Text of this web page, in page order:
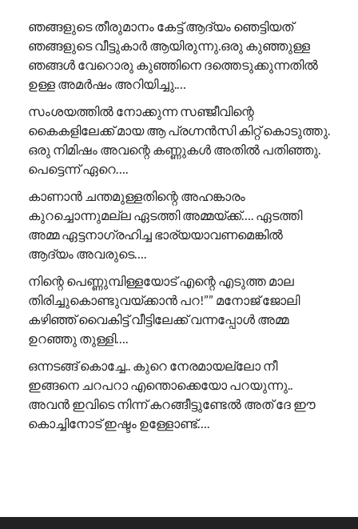
ഞങ്ങളുടെ തീരുമാനം കേട്ട് ആദ്യം ഞെട്ടിയത്
ഞങ്ങളുടെ വീട്ടുകാർ ആയിരുന്നു.ഒരു കുഞ്ഞുള്ള
ഞങ്ങൾ വേറൊരു കുഞ്ഞിനെ ദത്തെടുക്കുന്നതിൽ
ഉള്ള അമർഷം അറിയിച്ചു.…
സംശയത്തിൽ നോക്കുന്ന സഞ്ജീവിന്റെ
കൈകളിലേക്ക് മായ ആ പ്രഗ്നൻസി കിറ്റ് കൊടുത്തു.
ഒരു നിമിഷം അവന്റെ കണ്ണുകൾ അതിൽ പതിഞ്ഞു.
പെട്ടെന്ന് ഏറെ….
കാണാൻ ചന്തമുള്ളതിന്റെ അഹങ്കാരം
കുറച്ചൊന്നുമല്ല ഏടത്തി അമ്മയ്ക്ക്…. ഏടത്തി
അമ്മ ഏട്ടനാഗ്രഹിച്ച ഭാര്യയാവണമെങ്കിൽ
ആദ്യം അവരുടെ….
നിന്റെ പെണ്ണുമ്പിള്ളയോട് എന്റെ എടുത്ത മാല
തിരിച്ചുകൊണ്ടുവയ്ക്കാൻ പറ!”” ​മനോജ് ജോലി
കഴിഞ്ഞ് വൈകിട്ട് വീട്ടിലേക്ക് വന്നപ്പോൾ അമ്മ
ഉറഞ്ഞു തുള്ളി….
ഒന്നടങ്ങ് കൊച്ചേ.. കുറെ നേരമായല്ലോ നീ
ഇങ്ങനെ ചറപറാ എന്തൊക്കെയോ പറയുന്നു..
അവൻ ഇവിടെ നിന്ന് കറങ്ങീട്ടുണ്ടേൽ അത് ദേ ഈ
കൊച്ചിനോട് ഇഷ്ടം ഉള്ളോണ്ട്….